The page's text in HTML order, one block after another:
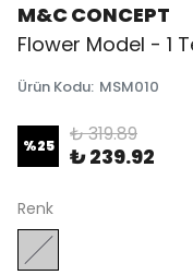
M&C CONCEPT
Flower Model - 1
Ürün Kodu: MSM010
%25 ₺ 319.89
₺ 239.92
Renk